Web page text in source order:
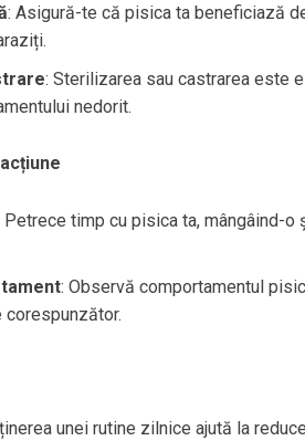
: Asigură-te că pisica ta beneficiază
: Sterilizarea sau castrarea este
nedorit.
Petrece timp cu pisica ta, mângâind-o
: Observă comportamentul
corespunzător.
unei rutine zilnice ajută la